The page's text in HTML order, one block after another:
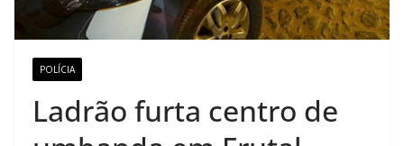
POLÍCIA
Ladrão furta centro de